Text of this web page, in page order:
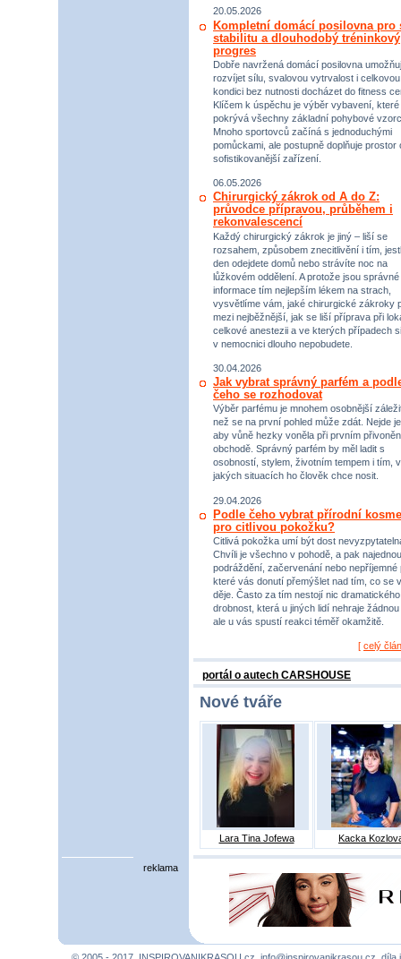
20.05.2026
Kompletní domácí posilovna pro
stabilitu a dlouhodobý tréninkový
progres
Dobře navržená domácí posilovna
rozvíjet sílu, svalovou vytrvalost i celkovou
kondici bez nutnosti docházet do fitness
Klíčem k úspěchu je výběr vybavení, které
pokrývá všechny základní pohybové
Mnoho sportovců začíná s jednoduchými
pomůckami, ale postupně doplňuje prostor
sofistikovanější zařízení.
06.05.2026
Chirurgický zákrok od A do Z:
průvodce přípravou, průběhem i
rekonvalescencí
Každý chirurgický zákrok je jiný – liší se
rozsahem, způsobem znecitlivění i tím,
den odejdete domů nebo strávíte noc na
lůžkovém oddělení. A protože jsou správné
informace tím nejlepším lékem na strach,
vysvětlíme vám, jaké chirurgické zákroky
mezi nejběžnější, jak se liší příprava při
celkové anestezii a ve kterých případech si
v nemocnici dlouho nepobudete.
30.04.2026
Jak vybrat správný parfém a
čeho se rozhodovat
Výběr parfému je mnohem osobnější
než se na první pohled může zdát. Nejde
aby vůně hezky voněla při prvním
obchodě. Správný parfém by měl ladit s
osobností, stylem, životním tempem i tím, v
jakých situacích ho člověk chce nosit.
29.04.2026
Podle čeho vybrat přírodní
pro citlivou pokožku?
Citlivá pokožka umí být dost
Chvíli je všechno v pohodě, a pak
podráždění, začervenání nebo nepříjemné
které vás donutí přemýšlet nad tím, co se
děje. Často za tím nestojí nic
drobnost, která u jiných lidí nehraje žádnou
ale u vás spustí reakci téměř okamžitě.
[ celý
portál o autech CARSHOUSE
Nové tváře
Lara Tina Jofewa Kacka
reklama